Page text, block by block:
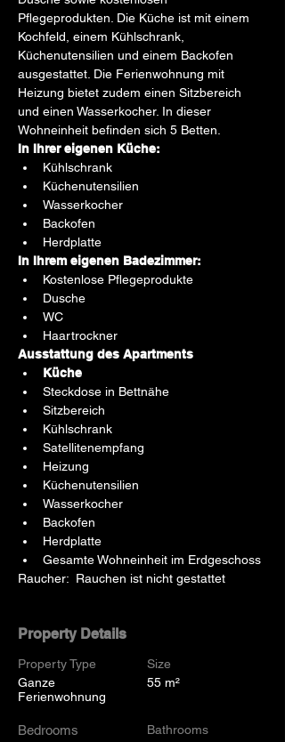
Pflegeprodukten. Die Küche ist mit einem
Kochfeld, einem Kühlschrank,
Küchenutensilien und einem Backofen
ausgestattet. Die Ferienwohnung mit
Heizung bietet zudem einen Sitzbereich
und einen Wasserkocher. In dieser
Wohneinheit befinden sich 5 Betten.
In Ihrer eigenen Küche:
Kühlschrank
Küchenutensilien
Wasserkocher
Backofen
Herdplatte
In Ihrem eigenen Badezimmer:
Kostenlose Pflegeprodukte
Dusche
WC
Haartrockner
Ausstattung des Apartments
Küche
Steckdose in Bettnähe
Sitzbereich
Kühlschrank
Satellitenempfang
Heizung
Küchenutensilien
Wasserkocher
Backofen
Herdplatte
Gesamte Wohneinheit im Erdgeschoss
Raucher:  Rauchen ist nicht gestattet
Property Details
Property Type
Ganze
Ferienwohnung
Bedrooms
Size
55 m²
Bathrooms